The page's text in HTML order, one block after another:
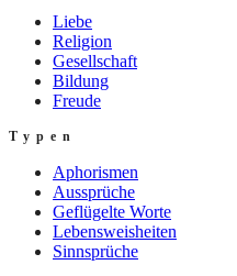
Liebe
Religion
Gesellschaft
Bildung
Freude
Typen
Aphorismen
Aussprüche
Geflügelte Worte
Lebensweisheiten
Sinnsprüche